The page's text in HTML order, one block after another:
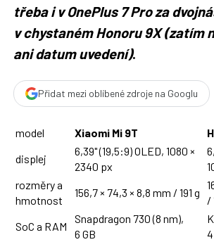
třeba i v OnePlus 7 Pro za
v chystaném Honoru 9X (zatím
ani datum uvedení).
Přidat mezi oblíbené zdroje na Googlu
model Xiaomi Mi 9T
displej
6,39" (19,5:9) OLED, 1080 ×
2340 px
rozměry a
hmotnost
156,7 × 74,3 × 8,8 mm / 191 g
/
SoC a RAM
Snapdragon 730 (8 nm),
6 GB